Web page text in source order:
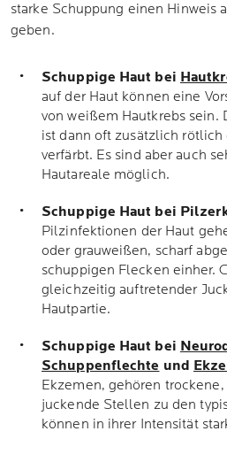
starke Schuppung einen Hinweis
geben.
Schuppige Haut bei
auf der Haut können eine
von weißem Hautkrebs sein.
ist dann oft zusätzlich
verfärbt. Es sind aber auch
Hautareale möglich.
Schuppige Haut bei
Pilzinfektionen der Haut
oder grauweißen, scharf
schuppigen Flecken einher.
gleichzeitig auftretender
Hautpartie.
Schuppige Haut bei
Schuppenflechte und
Ekzemen, gehören
juckende Stellen zu den
können in ihrer Intensität